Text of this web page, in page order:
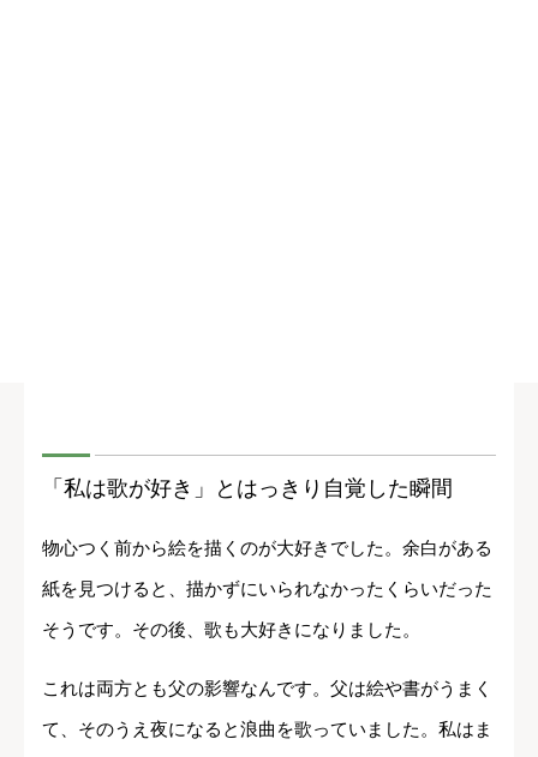
「私は歌が好き」とはっきり自覚した瞬間
物心つく前から絵を描くのが大好きでした。余白がある
紙を見つけると、描かずにいられなかったくらいだった
そうです。その後、歌も大好きになりました。
これは両方とも父の影響なんです。父は絵や書がうまく
て、そのうえ夜になると浪曲を歌っていました。私はま